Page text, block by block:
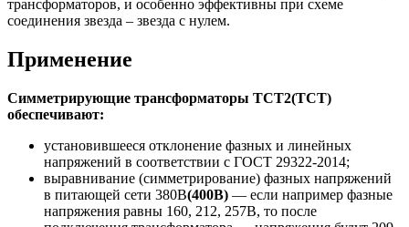
трансформаторов, и особенно эффективны при схеме
соединения звезда – звезда с нулем.
Применение
Симметрирующие трансформаторы ТСТ2(ТСТ)
обеспечивают:
установившееся отклонение фазных и линейных
напряжений в соответствии с ГОСТ 29322-2014;
выравнивание (симметрирование) фазных напряжений
в питающей сети 380В(400В) — если например фазные
напряжения равны 160, 212, 257В, то после